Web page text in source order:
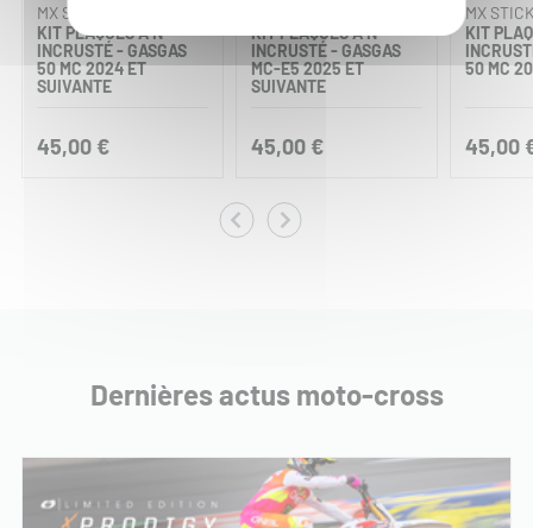
MX STICKERS
KIT PLAQUES À N°
INCRUSTÉ - GASGAS
50 MC 2024 ET
SUIVANTE
45,00 €
KIT PLAQUES À N°
INCRUSTÉ - GASGAS
MC-E5 2025 ET
SUIVANTE
45,00 €
MX
KIT
50 MC
45,00
Dernières actus moto-cross